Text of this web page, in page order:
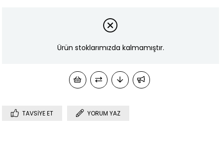
Ürün stoklarımızda kalmamıştır.
TAVSIYE ET YORUM YAZ